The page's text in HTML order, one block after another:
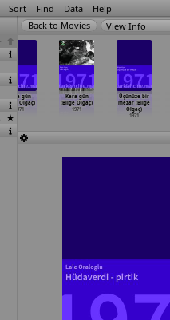
Sort Find Data Help
View Info
Kara gün
(Bilge Olgaç)
1971
Kara gün
(Bilge Olgaç)
1971
Üçünüze bir
mezar (Bilge
Olgaç)
1971